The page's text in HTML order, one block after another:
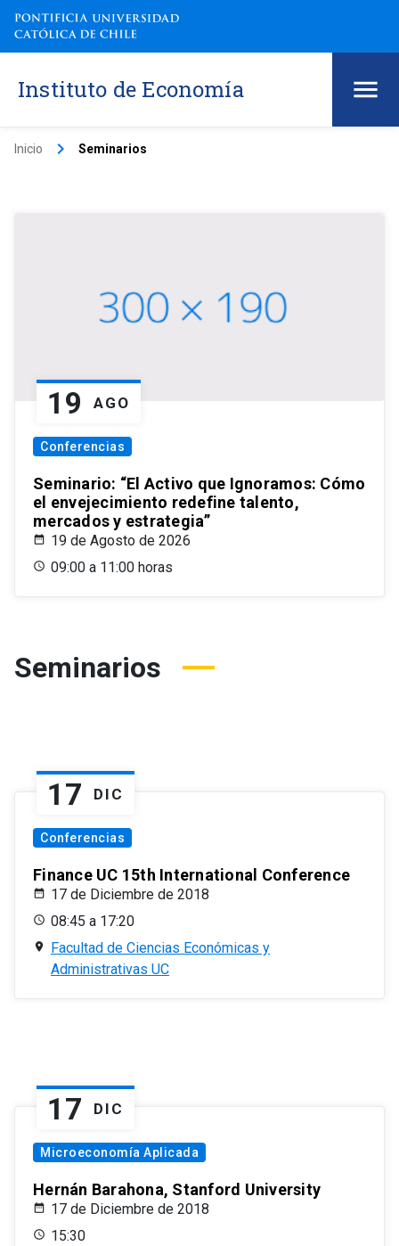
Instituto de Economía
Inicio keyboard_arrow_right Seminarios
19 AGO
Conferencias
Seminario: “El Activo que Ignoramos: Cómo
el envejecimiento redefine talento,
mercados y estrategia”
19 de Agosto de 2026
09:00 a 11:00 horas
Seminarios
17 DIC
Conferencias
Finance UC 15th International Conference
17 de Diciembre de 2018
08:45 a 17:20
Facultad de Ciencias Económicas y
Administrativas UC
17 DIC
Microeconomía Aplicada
Hernán Barahona, Stanford University
17 de Diciembre de 2018
15:30